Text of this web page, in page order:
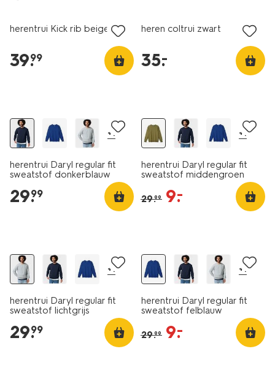
herentrui Kick rib beige
39.
99
heren coltrui zwart
35.
–
+1
herentrui Daryl regular fit
sweatstof donkerblauw
29.
99
+1
herentrui Daryl regular fit
sweatstof middengroen
29.99 9.
–
+1
herentrui Daryl regular fit
sweatstof lichtgrijs
29.
99
+1
herentrui Daryl regular fit
sweatstof felblauw
29.99 9.
–